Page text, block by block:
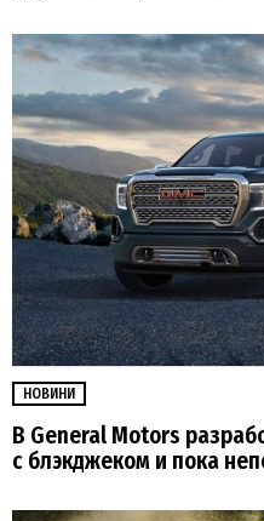
НОВИНИ
В General Motors
с блэкджеком и пока